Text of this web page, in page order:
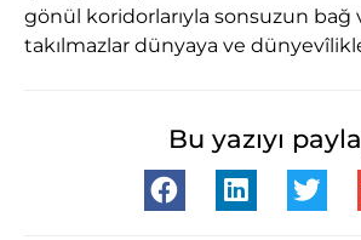
gönül koridorlarıyla sonsuzun bağ
takılmazlar dünyaya ve
Bu yazıyı